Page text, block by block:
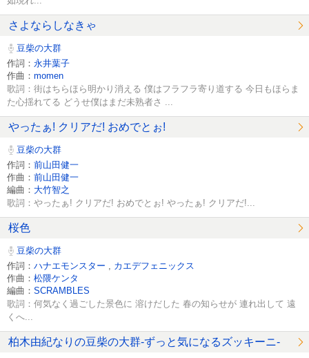
さよならしなきゃ
豆柴の大群
作詞： 永井葉子
作曲： momen
歌詞：街はちらほら明かり消える 僕はフラフラ寄り道する 今日もほらま
た心揺れてる どうせ僕はまだ未熟者さ ...
やったぁ! クリアだ! おめでとぉ!
豆柴の大群
作詞： 前山田健一
作曲： 前山田健一
編曲： 大竹智之
歌詞：やったぁ! クリアだ! おめでとぉ! やったぁ! クリアだ!...
桜色
豆柴の大群
作詞： ハナエモンスター
カエデフェニックス
作曲： 松隈ケンタ
編曲： SCRAMBLES
歌詞：何気なく過ごした景色に 溶けだした 春の知らせが 連れ出して 遠
くへ...
柏木由紀なりの豆柴の大群-ずっと気になるズッキーニ-